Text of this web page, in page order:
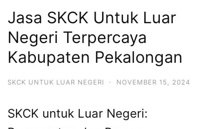
Jasa SKCK Untuk Luar
Negeri Terpercaya
Kabupaten Pekalongan
SKCK UNTUK LUAR NEGERI · NOVEMBER 15, 2024
SKCK untuk Luar Negeri: